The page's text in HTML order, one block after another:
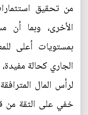
من تحقيق
الأخرى، وبما أن
بمستويات أعلى
الجاري كحالة
لرأس المال
خفي على الثقة من